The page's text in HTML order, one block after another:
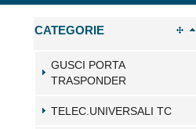
CATEGORIE
GUSCI PORTA
TRASPONDER
TELEC.UNIVERSALI TC